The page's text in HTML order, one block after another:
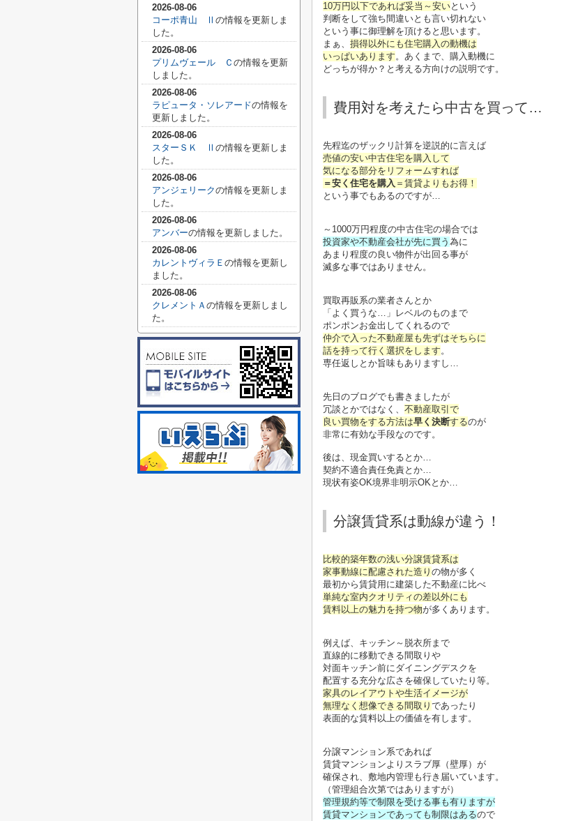
10万円以下であれば妥当～安いという
判断をして強ち間違いとも言い切れない
という事に御理解を頂けると思います。
まぁ、 損得以外にも住宅購入の動機は
いっぱいあります。あくまで、購入動機に
どっちが得か？と考える方向けの説明です。
費用対を考えたら中古を買って…
先程迄のザックリ計算を逆説的に言えば
売値の安い中古住宅を購入して
気になる部分をリフォームすれば
＝安く住宅を購入 ＝賃貸よりもお得！
という事でもあるのですが…
～1000万円程度の中古住宅の場合では
投資家や不動産会社が先に買う 為に
あまり程度の良い物件が出回る事が
滅多な事ではありません。
買取再販系の業者さんとか
「よく買うな…」レベルのものまで
ポンポンお金出してくれるので
仲介で入った不動産屋も先ずはそちらに
話を持って行く選択をします。
専任返しとか旨味もありますし…
先日のブログでも書きましたが
冗談とかではなく、 不動産取引で
良い買物をする方法は早く決断するのが
非常に有効な手段なのです。
後は、現金買いするとか…
契約不適合責任免責とか…
現状有姿OK境界非明示OKとか…
分譲賃貸系は動線が違う！
比較的築年数の浅い分譲賃貸系は
家事動線に配慮された造り の物が多く
最初から賃貸用に建築した不動産に比べ
単純な室内クオリティの差以外にも
賃料以上の魅力を持つ物が多くあります。
例えば、キッチン～脱衣所まで
直線的に移動できる間取りや
対面キッチン前にダイニングデスクを
配置する充分な広さを確保していたり等。
家具のレイアウトや生活イメージが
無理なく想像できる間取り であったり
表面的な賃料以上の価値を有します。
分譲マンション系であれば
賃貸マンションよりスラブ厚（壁厚）が
確保され、敷地内管理も行き届いています。
（管理組合次第ではありますが）
管理規約等で制限を受ける事も有りますが
賃貸マンションであっても制限はあるので
2026-08-06
コーポ青山 Ⅱ の情報を更新しま
した。
2026-08-06
プリムヴェール Ｃ の情報を更新
しました。
2026-08-06
ラピュータ・ソレアードの情報を
更新しました。
2026-08-06
スターＳＫ Ⅱ の情報を更新しま
した。
2026-08-06
アンジェリークの情報を更新しま
した。
2026-08-06
アンバーの情報を更新しました。
2026-08-06
カレントヴィラＥ の情報を更新し
ました。
2026-08-06
クレメントＡ の情報を更新しまし
た。